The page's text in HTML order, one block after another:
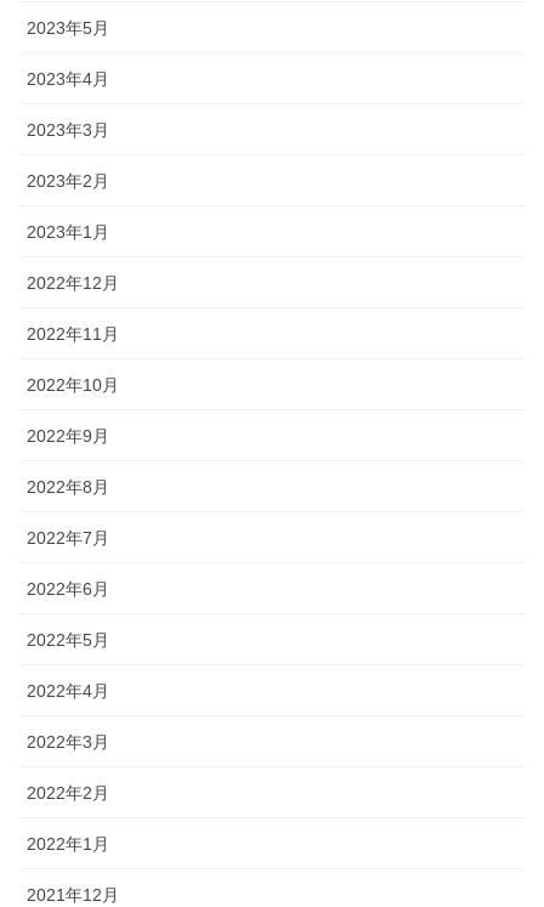
2023年5月
2023年4月
2023年3月
2023年2月
2023年1月
2022年12月
2022年11月
2022年10月
2022年9月
2022年8月
2022年7月
2022年6月
2022年5月
2022年4月
2022年3月
2022年2月
2022年1月
2021年12月